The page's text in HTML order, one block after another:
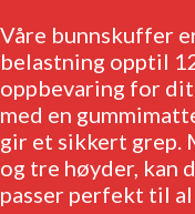
Andre
Tilbehør
Produkter
Våre bunnskuffer
belastning opptil
oppbevaring for
med en
gir et sikkert grep.
og tre høyder, kan
passer perfekt til